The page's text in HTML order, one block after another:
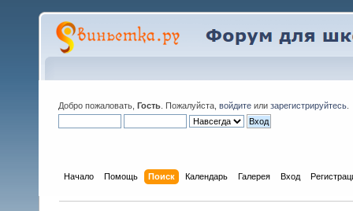
Добро пожаловать, Гость . Пожалуйста, войдите или зарегистрируйтесь
Начало Помощь Поиск Календарь Галерея Вход